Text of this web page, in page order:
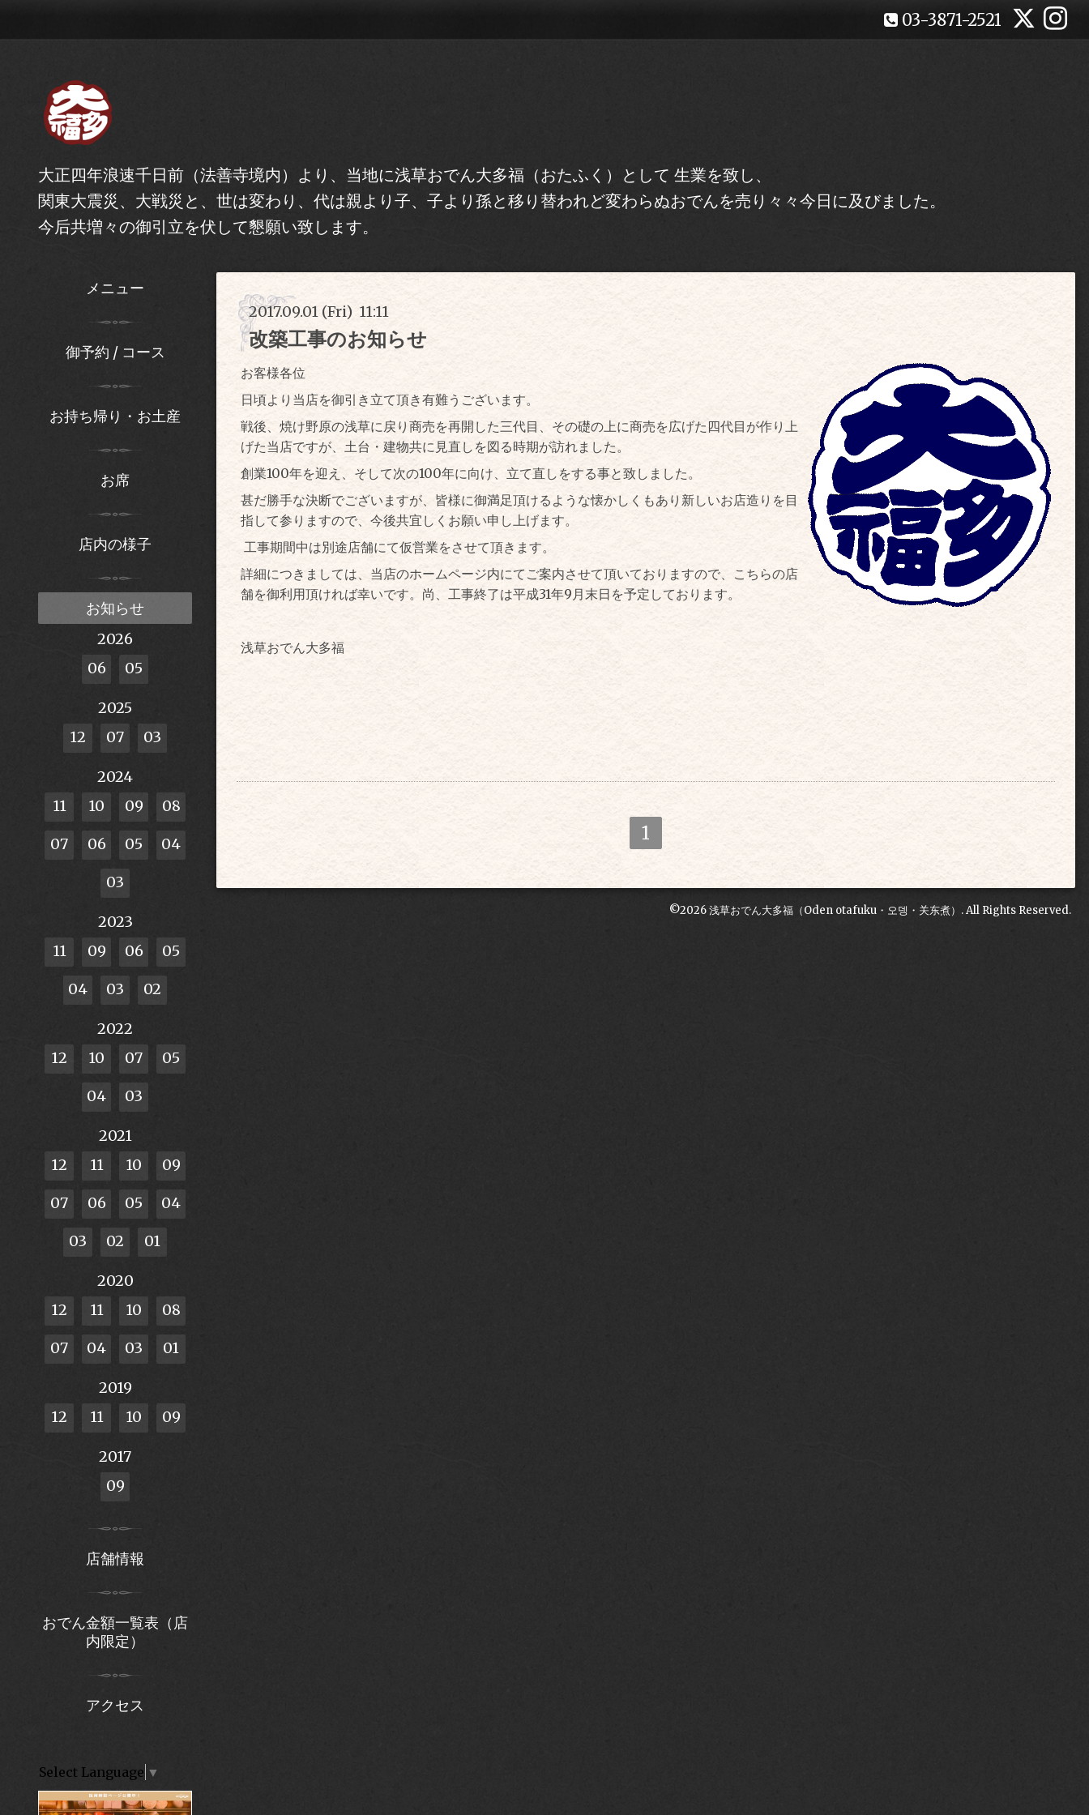
03-3871-2521
大正四年浪速千日前（法善寺境内）より、当地に浅草おでん大多福（おたふく）として 生業を致し、
関東大震災、大戦災と、世は変わり、代は親より子、子より孫と移り替われど変わらぬおでんを売り々々今日に及びました。
今后共増々の御引立を伏して懇願い致します。
2017.09.01 (Fri) 11:11
改築工事のお知らせ
お客様各位
日頃より当店を御引き立て頂き有難うございます。
戦後、焼け野原の浅草に戻り商売を再開した三代目、その礎の上に商売を広げた四代目が作り上
げた当店ですが、土台・建物共に見直しを図る時期が訪れました。
創業100年を迎え、そして次の100年に向け、立て直しをする事と致しました。
甚だ勝手な決断でございますが、皆様に御満足頂けるような懐かしくもあり新しいお店造りを目
指して参りますので、今後共宜しくお願い申し上げます。
工事期間中は別途店舗にて仮営業をさせて頂きます。
詳細につきましては、当店のホームページ内にてご案内させて頂いておりますので、こちらの店
舗を御利用頂ければ幸いです。尚、工事終了は平成31年9月末日を予定しております。
浅草おでん大多福
1
©2026浅草おでん大多福（Oden otafuku・오뎅・关东煮） . All Rights Reserved.
メニュー
御予約 / コース
お持ち帰り・お土産
お席
店内の様子
お知らせ
2026
06
05
2025
12
07 03
2024
11
10 09 08
07 06 05 04
03
2023
11
09 06 05
04 03 02
2022
12
10 07 05
04 03
2021
12
11 10 09
07 06 05 04
03 02 01
2020
12
11 10 08
07 04 03 01
2019
12
11 10 09
2017
09
店舗情報
おでん金額一覧表（店
内限定）
アクセス
Select Language ▼